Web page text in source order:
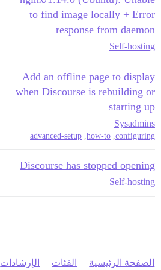
to find image locally + Error
response from daemon
Self-hosting
Add an offline page to display
when Discourse is rebuilding or
starting up
Sysadmins
configuring
,
how-to
,
advanced-setup
Discourse has stopped opening
Self-hosting
الصفحة الرئيسية الفئات الإرشادات